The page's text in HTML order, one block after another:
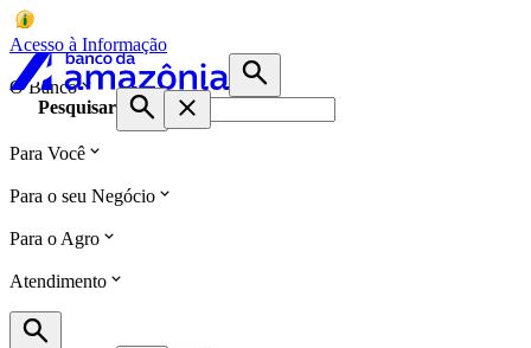
Acesso à Informação
O Banco
Pesquisar
Para Você
Para o seu Negócio
Para o Agro
Atendimento